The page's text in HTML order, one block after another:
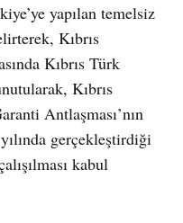
yapılan temelsiz
Kıbrıs
Kıbrıs Türk
Kıbrıs
Antlaşması’nın
gerçekleştirdiği
kabul